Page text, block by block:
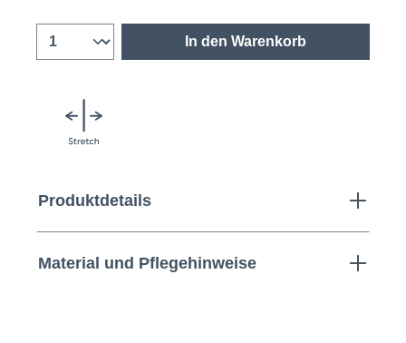
In den Warenkorb
Produktdetails
Material und Pflegehinweise